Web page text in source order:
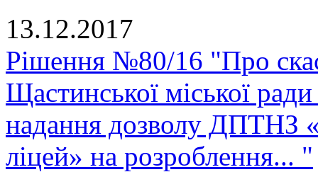
13.12.2017
Рішення №80/16 "Про
Щастинської міської
надання дозволу ДПТНЗ
ліцей» на розроблення... "